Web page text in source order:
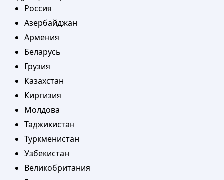
Россия
Азербайджан
Армения
Беларусь
Грузия
Казахстан
Киргизия
Молдова
Таджикистан
Туркменистан
Узбекистан
Великобритания